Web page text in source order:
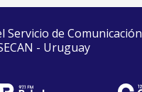
Servicio de Comunicación
- Uruguay